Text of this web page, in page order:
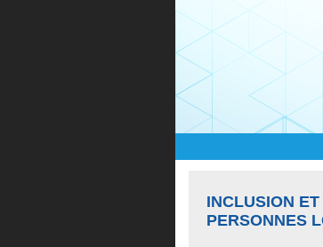
INCLUSION
PERSONNES